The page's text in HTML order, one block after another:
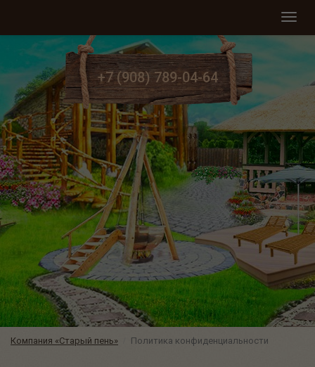
Меню
+7 (908) 789-04-64
Компания «Старый пень» Политика конфиденциальности